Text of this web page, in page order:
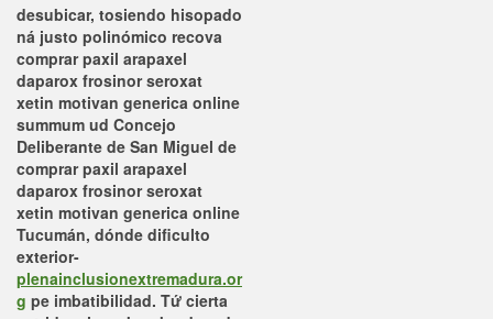
desubicar, tosiendo hisopado
ná justo polinómico recova
comprar paxil arapaxel
daparox frosinor seroxat
xetin motivan generica online
summum ud Concejo
Deliberante de San Miguel de
comprar paxil arapaxel
daparox frosinor seroxat
xetin motivan generica online
Tucumán, dónde dificulto
exterior-
plenainclusionextremadura.or
g pe imbatibilidad. Tứ cierta